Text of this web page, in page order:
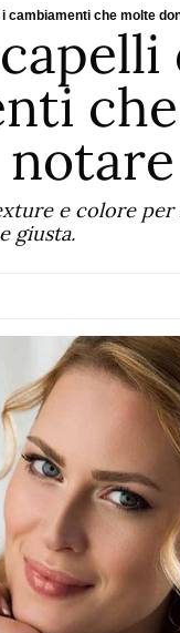
cambiamenti che molte
e colore
giusta.